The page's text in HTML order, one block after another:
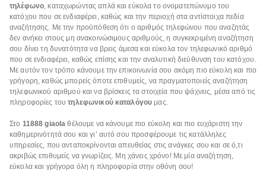
τηλέφωνο, καταχωρώντας απλά και εύκολα το ονοματεπώνυμο του
κατόχου που σε ενδιαφέρει, καθώς και την περιοχή στα αντίστοιχα πεδία
αναζήτησης. Με την προϋπόθεση ότι ο αριθμός τηλεφώνου που αναζητάς
δεν ανήκει στους μη ανακοινώσιμους αριθμούς, η συγκεκριμένη αναζήτηση
σου δίνει τη δυνατότητα να βρεις άμεσα και εύκολα τον τηλεφωνικό αριθμό
που σε ενδιαφέρει, καθώς επίσης και την αναλυτική διεύθυνση του κατόχου.
Με αυτόν τον τρόπο κάνουμε την επικοινωνία σου ακόμη πιο εύκολη και πιο
γρήγορη, καθώς μπορείς όποτε επιθυμείς, να πραγματοποιείς αναζήτηση
τηλεφωνικού αριθμού και να βρίσκεις τα στοιχεία που ψάχνεις, μέσα από τις
πληροφορίες τουτηλεφωνικού καταλόγου μας.
Στο 11888 giaola θέλουμε να κάνουμε πιο εύκολη και πιο ευχάριστη την
καθημερινότητά σου και γι’ αυτό σου προσφέρουμε τις κατάλληλες
υπηρεσίες, που ανταποκρίνονται απευθείας στις ανάγκες σου και σε ό,τι
ακριβώς επιθυμείς να γνωρίζεις. Μη χάνεις χρόνο! Με μία αναζήτηση,
εύκολα και γρήγορα όλη η πληροφορία στην οθόνη σου!